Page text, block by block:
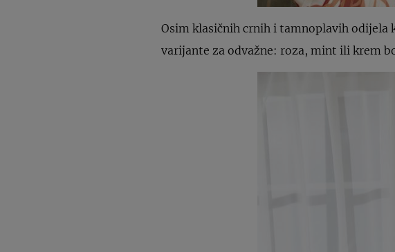
Osim klasičnih crnih i tamnoplavih odijela
varijante za odvažne: roza, mint ili krem